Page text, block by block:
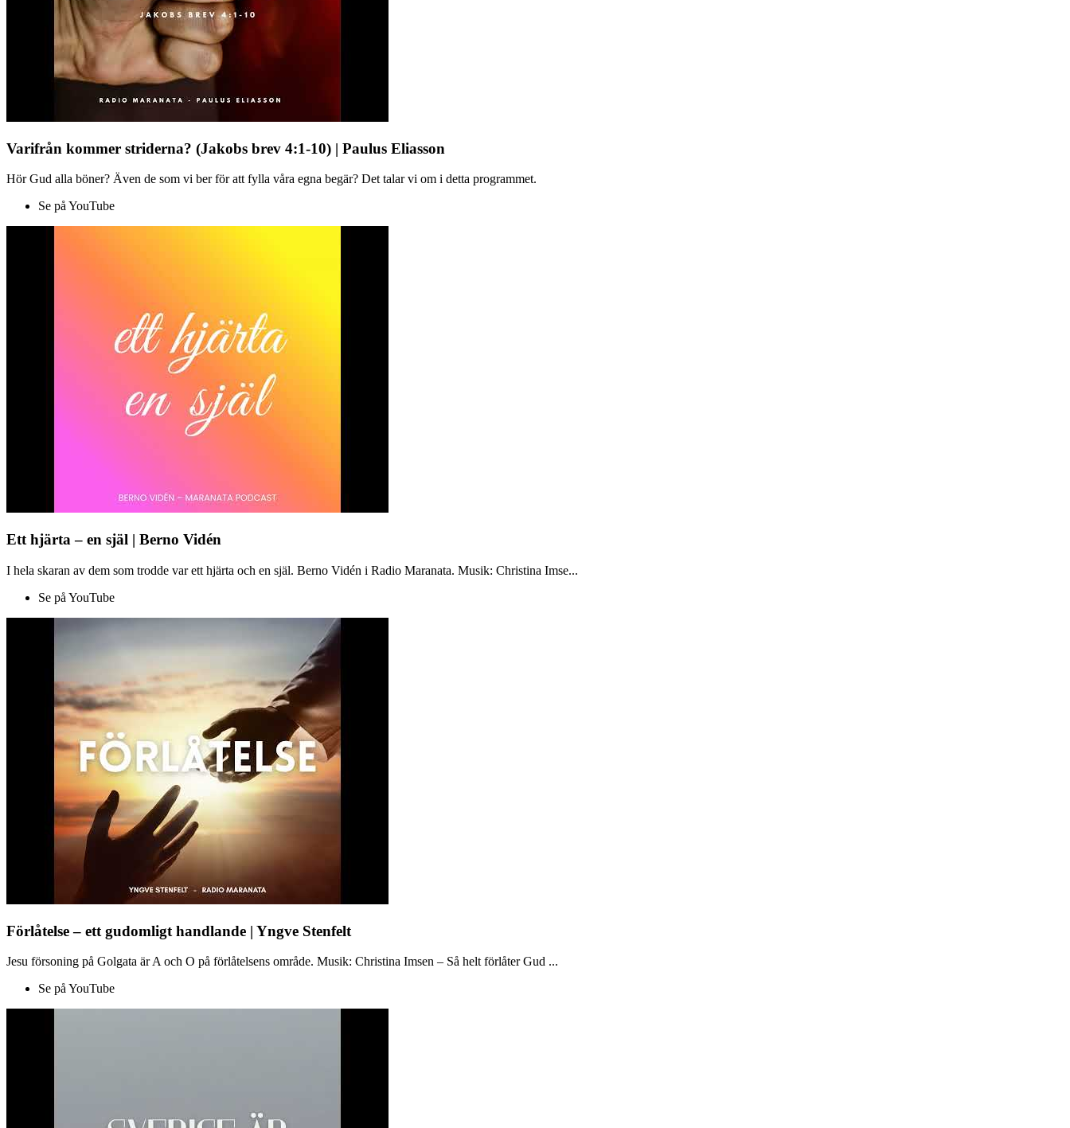
Varifrån kommer striderna? (Jakobs brev 4:1-10) | Paulus Eliasson
Hör Gud alla böner? Även de som vi ber för att fylla våra egna begär? Det talar vi om i detta programmet.
Se på YouTube
Ett hjärta – en själ | Berno Vidén
I hela skaran av dem som trodde var ett hjärta och en själ. Berno Vidén i Radio Maranata. Musik: Christina Imse...
Se på YouTube
Förlåtelse – ett gudomligt handlande | Yngve Stenfelt
Jesu försoning på Golgata är A och O på förlåtelsens område. Musik: Christina Imsen – Så helt förlåter Gud ...
Se på YouTube